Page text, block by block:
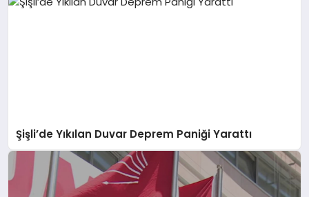
Şişli’de Yıkılan Duvar Deprem Paniği Yarattı